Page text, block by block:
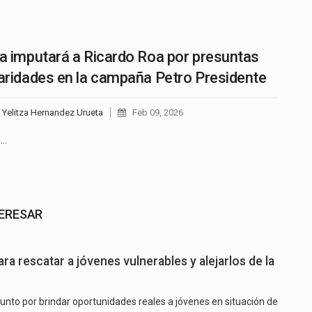
imputará a Ricardo Roa por presuntas
en la campaña Petro Presidente
Hernandez Urueta Feb 09, 2026
rescatar a jóvenes vulnerables y alejarlos de la
por brindar oportunidades reales a jóvenes en situación de